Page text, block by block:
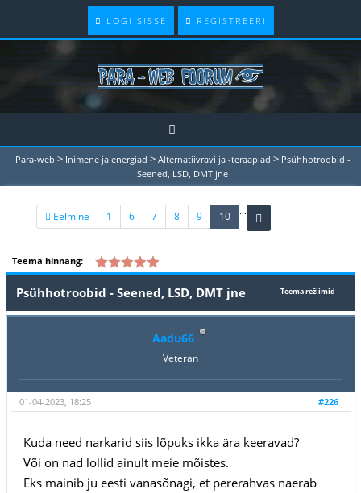
LOGI SISSE REGISTREERI
Para-web > Inimene ja energiad > Alternatiivravi ja -teraapiad > Psühhotroobid -
Seened, LSD, DMT jne
Eelmine 1 ...
6 7 8 9 10(current)
Teema hinnang:
Teema režiimid
Psühhotroobid - Seened, LSD, DMT jne
Aadu66
Veteran
#226
01-04-2023, 18:25
Kuda need narkarid siis lõpuks ikka ära keeravad?
Või on nad lollid ainult meie mõistes.
Eks mainib ju eesti vanasõnagi, et pererahvas naerab